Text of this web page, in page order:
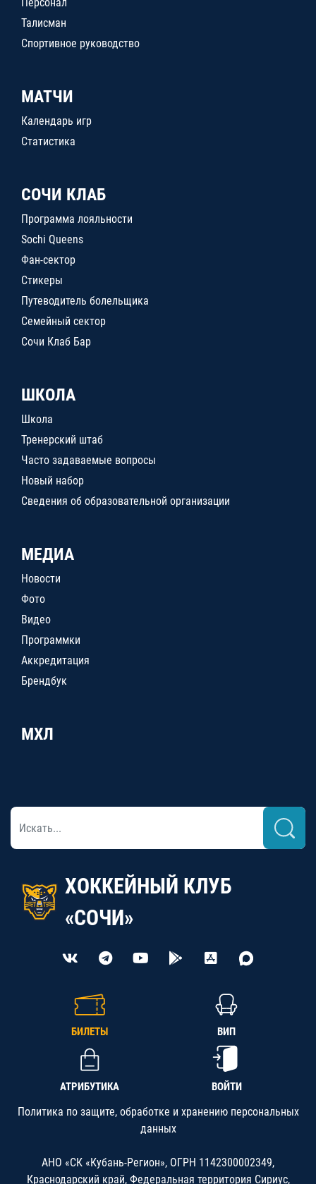
Талисман
Спортивное руководство
МАТЧИ
Календарь игр
Статистика
СОЧИ КЛАБ
Программа лояльности
Sochi Queens
Фан-сектор
Стикеры
Путеводитель болельщика
Семейный сектор
Сочи Клаб Бар
ШКОЛА
Школа
Тренерский штаб
Часто задаваемые вопросы
Новый набор
Сведения об образовательной организации
МЕДИА
Новости
Фото
Видео
Программки
Аккредитация
Брендбук
МХЛ
ХОККЕЙНЫЙ КЛУБ
«СОЧИ»
БИЛЕТЫ ВИП
АТРИБУТИКА ВОЙТИ
Политика по защите, обработке и хранению персональных
данных
АНО «СК «Кубань-Регион», ОГРН 1142300002349,
Краснодарский край, Федеральная территория Сириус,